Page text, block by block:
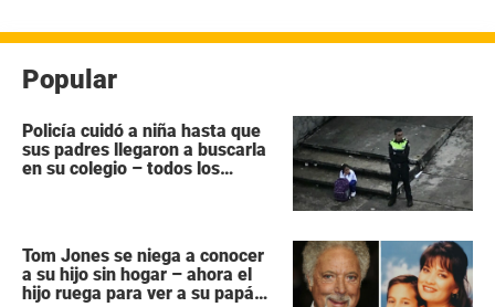
Popular
Policía cuidó a niña hasta que
sus padres llegaron a buscarla
en su colegio – todos los
Tom Jones se niega a conocer
a su hijo sin hogar – ahora el
hijo ruega para ver a su papá